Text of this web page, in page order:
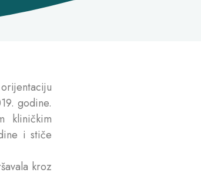
godine.
kliničkim
i stiče
kroz